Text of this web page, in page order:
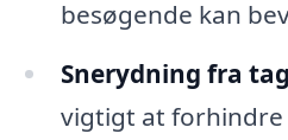
besøgende kan
Snerydning fra
vigtigt at forhindre